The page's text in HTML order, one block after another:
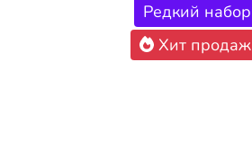
Редкий набор
Хит продаж